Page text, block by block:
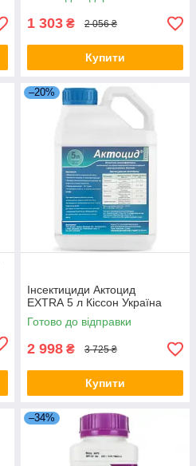
1 303 ₴ 2 056 ₴
Купити
–20%
Інсектициди Актоцид
EXTRA 5 л Кіссон Україна
Готово до відправки
2 998 ₴ 3 725 ₴
Купити
–34%